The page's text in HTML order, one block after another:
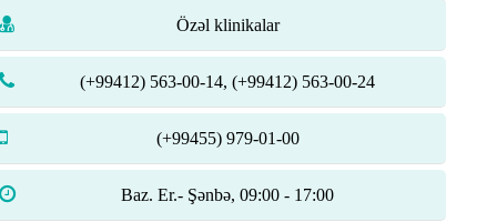
Özəl klinikalar
(+99412) 563-00-14, (+99412) 563-00-24
(+99455) 979-01-00
Baz. Er.- Şənbə, 09:00 - 17:00